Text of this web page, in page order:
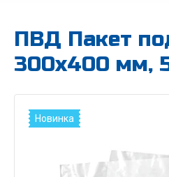
ПВД Пакет
300х400 мм,
Новинка